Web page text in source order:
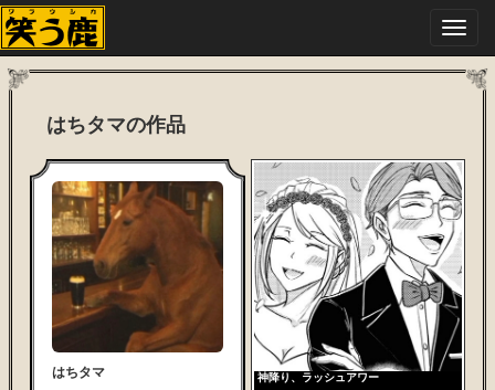
はちタマの作品
はちタマ 神降り、ラッシュアワー